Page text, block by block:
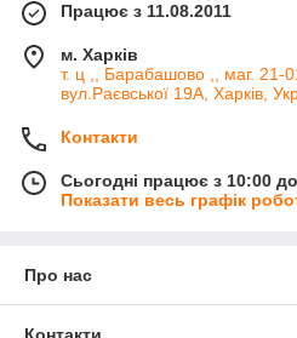
Працює з 11.08.2011
м. Харків
т. ц ,, Барабашово ,, маг. 21-
вул.Раєвської 19А, Харків,
Контакти
Сьогодні працює з 10:00
Показати весь графік
Про нас